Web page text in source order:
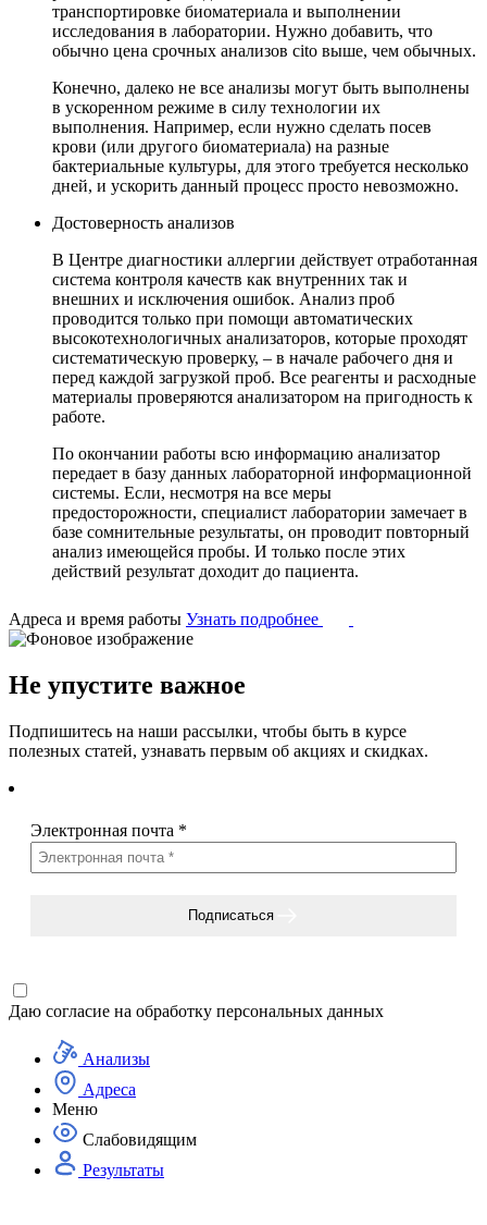
транспортировке биоматериала и выполнении
исследования в лаборатории. Нужно добавить, что
обычно цена срочных анализов cito выше, чем обычных.
Конечно, далеко не все анализы могут быть выполнены
в ускоренном режиме в силу технологии их
выполнения. Например, если нужно сделать посев
крови (или другого биоматериала) на разные
бактериальные культуры, для этого требуется несколько
дней, и ускорить данный процесс просто невозможно.
Достоверность анализов
В Центре диагностики аллергии действует отработанная
система контроля качеств как внутренних так и
внешних и исключения ошибок. Анализ проб
проводится только при помощи автоматических
высокотехнологичных анализаторов, которые проходят
систематическую проверку, – в начале рабочего дня и
перед каждой загрузкой проб. Все реагенты и расходные
материалы проверяются анализатором на пригодность к
работе.
По окончании работы всю информацию анализатор
передает в базу данных лабораторной информационной
системы. Если, несмотря на все меры
предосторожности, специалист лаборатории замечает в
базе сомнительные результаты, он проводит повторный
анализ имеющейся пробы. И только после этих
действий результат доходит до пациента.
Адреса и время работы Узнать подробнее
Не упустите важное
Подпишитесь на наши рассылки, чтобы быть в курсе
полезных статей, узнавать первым об акциях и скидках.
Электронная почта *
Подписаться
Даю согласие на обработку персональных данных
Анализы
Адреса
Меню
Слабовидящим
Результаты